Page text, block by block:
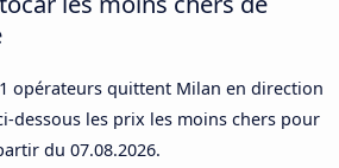
opérateurs quittent Milan en direction
dessous les prix les moins chers pour
du 07.08.2026.